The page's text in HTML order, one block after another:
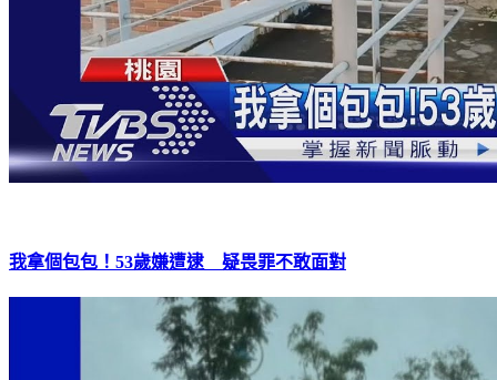
我拿個包包！53歲嫌遭逮 疑畏罪不敢面對